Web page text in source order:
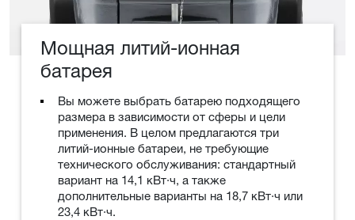
Мощная литий-ионная
батарея
Вы можете выбрать батарею подходящего
размера в зависимости от сферы и цели
применения. В целом предлагаются три
литий-ионные батареи, не требующие
технического обслуживания: стандартный
вариант на 14,1 кВт·ч, а также
дополнительные варианты на 18,7 кВт·ч или
23,4 кВт·ч.